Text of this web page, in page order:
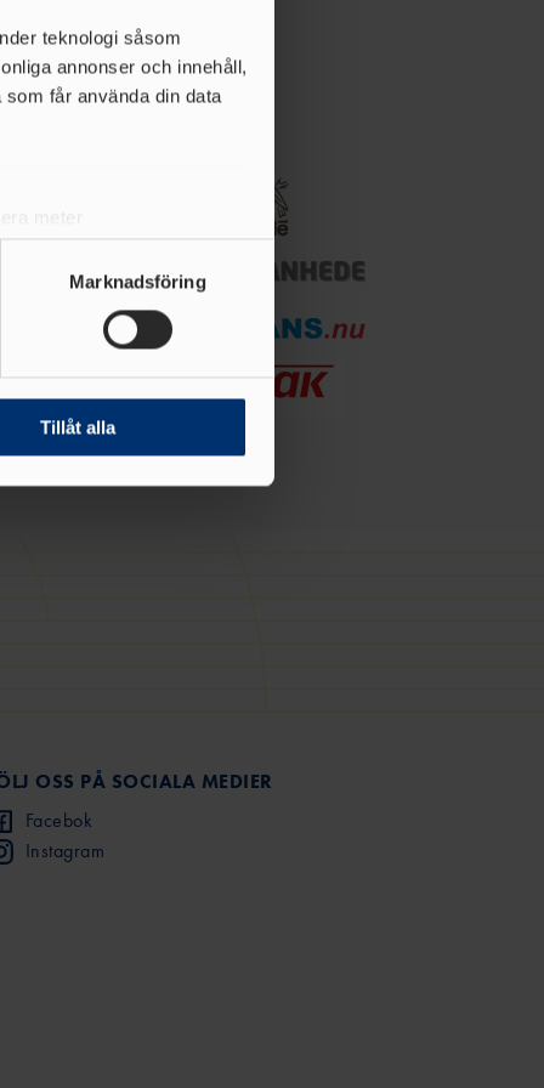
teknologi såsom
annonser och innehåll,
får använda din data
. Du kan ändra
information från din enhet
kombinera informationen
tjänster.
Marknadsföring
Tillåt alla
OSS PÅ SOCIALA MEDIER
Facebok
Instagram